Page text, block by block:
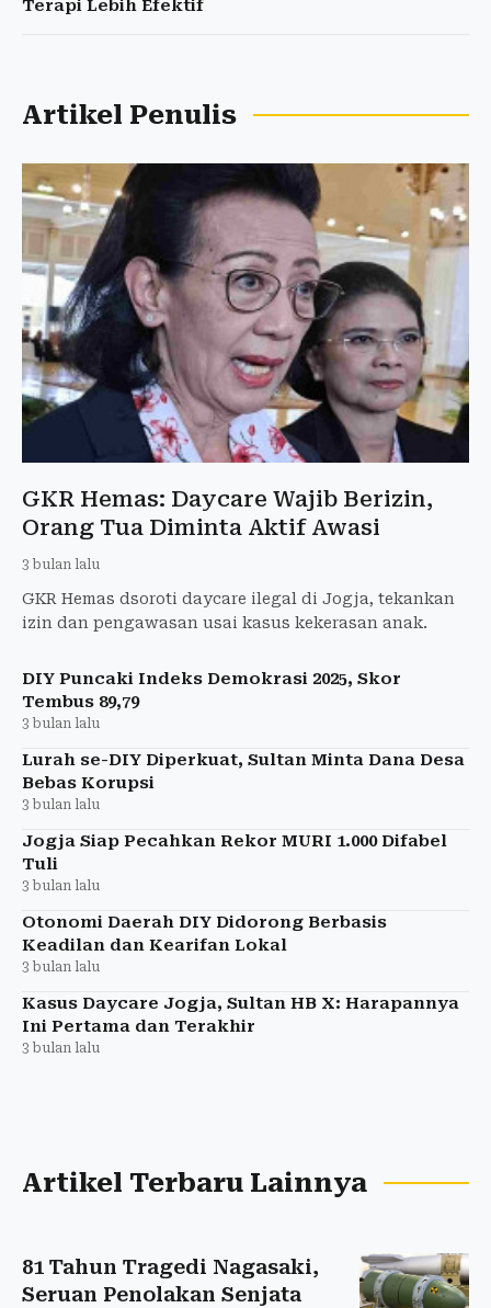
Terapi Lebih Efektif
Artikel Penulis
GKR Hemas: Daycare Wajib Berizin,
Orang Tua Diminta Aktif Awasi
3 bulan lalu
GKR Hemas dsoroti daycare ilegal di Jogja, tekankan
izin dan pengawasan usai kasus kekerasan anak.
DIY Puncaki Indeks Demokrasi 2025, Skor
Tembus 89,79
3 bulan lalu
Lurah se-DIY Diperkuat, Sultan Minta Dana Desa
Bebas Korupsi
3 bulan lalu
Jogja Siap Pecahkan Rekor MURI 1.000 Difabel
Tuli
3 bulan lalu
Otonomi Daerah DIY Didorong Berbasis
Keadilan dan Kearifan Lokal
3 bulan lalu
Kasus Daycare Jogja, Sultan HB X: Harapannya
Ini Pertama dan Terakhir
3 bulan lalu
Artikel Terbaru Lainnya
81 Tahun Tragedi Nagasaki,
Seruan Penolakan Senjata